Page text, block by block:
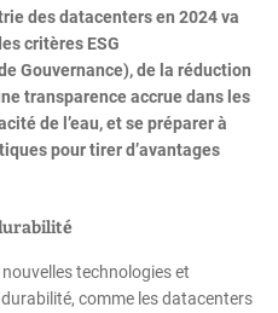
des datacenters en 2024 va
critères ESG
Gouvernance), de la réduction
transparence accrue dans les
de l’eau, et se préparer à
pour tirer d’avantages
technologies et
comme les datacenters